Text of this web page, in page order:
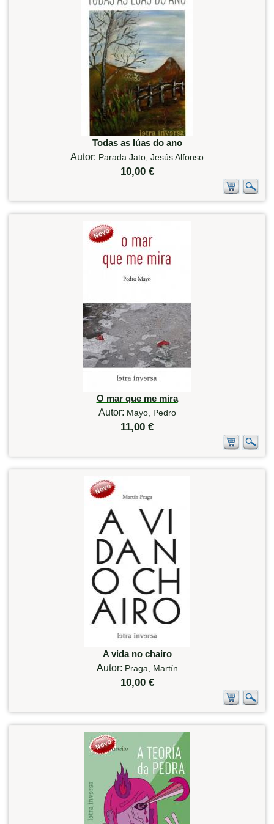
Todas as lúas do ano
Autor: Parada Jato, Jesús Alfonso
10,00 €
O mar que me mira
Autor: Mayo, Pedro
11,00 €
A vida no chairo
Autor: Praga, Martín
10,00 €